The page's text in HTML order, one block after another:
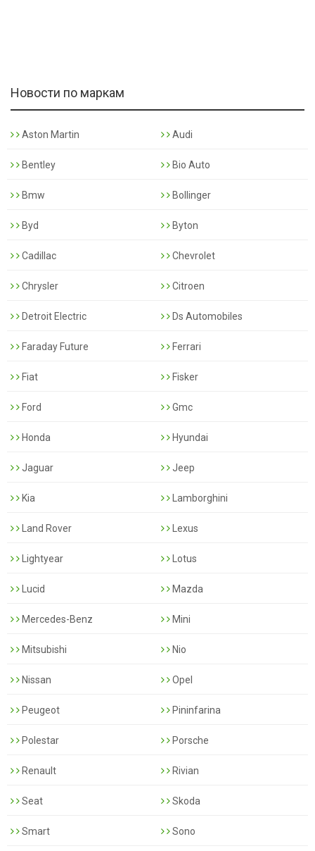
Новости по маркам
Aston Martin Audi
Bentley Bio Auto
Bmw Bollinger
Byd Byton
Cadillac Chevrolet
Chrysler Citroen
Detroit Electric Ds Automobiles
Faraday Future Ferrari
Fiat Fisker
Ford Gmc
Honda Hyundai
Jaguar Jeep
Kia Lamborghini
Land Rover Lexus
Lightyear Lotus
Lucid Mazda
Mercedes-Benz Mini
Mitsubishi Nio
Nissan Opel
Peugeot Pininfarina
Polestar Porsche
Renault Rivian
Seat Skoda
Smart Sono